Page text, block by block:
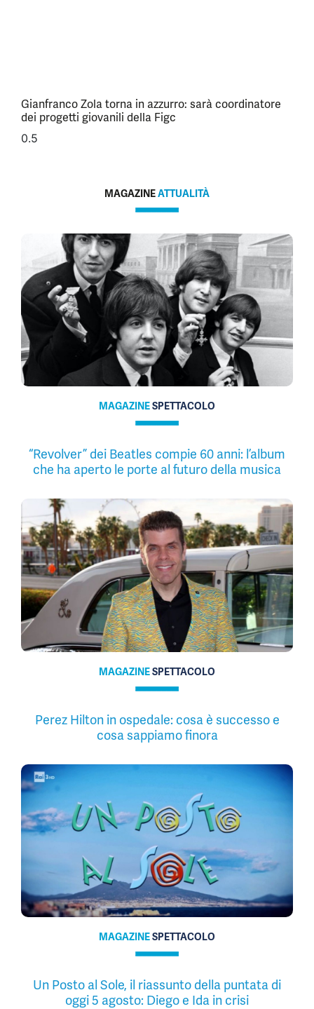
Gianfranco Zola torna in azzurro: sarà coordinatore
dei progetti giovanili della Figc
MAGAZINEATTUALITÀ
MAGAZINESPETTACOLO
“Revolver” dei Beatles compie 60 anni: l’album
che ha aperto le porte al futuro della musica
MAGAZINESPETTACOLO
Perez Hilton in ospedale: cosa è successo e
cosa sappiamo finora
MAGAZINESPETTACOLO
Un Posto al Sole, il riassunto della puntata di
oggi 5 agosto: Diego e Ida in crisi